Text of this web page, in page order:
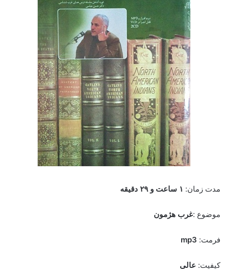
مدت زمان: ۱ ساعت و ۲۹ دقیقه
موضوع :غرب هژمون
فرمت: mp3
کیفیت: عالی